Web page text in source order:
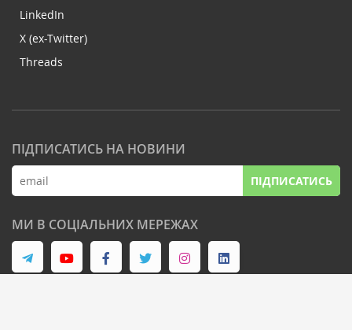
LinkedIn
X (ex-Twitter)
Threads
ПІДПИСАТИСЬ НА НОВИНИ
ПІДПИСАТИСЬ
МИ В СОЦІАЛЬНИХ МЕРЕЖАХ